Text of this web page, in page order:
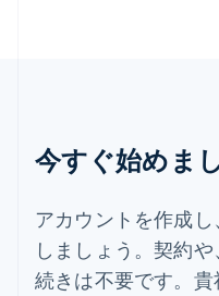
今すぐ始めま
アカウントを作成
しましょう。契約
続きは不要です。
English
Deutsch English
ニュージーランド
English
ノルウェー